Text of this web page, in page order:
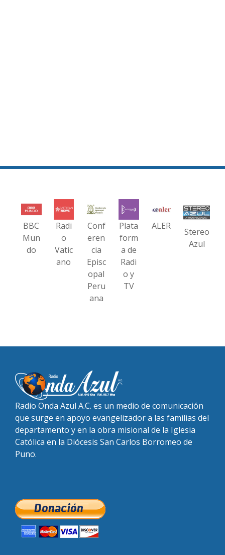
BBC
Mun
do
Radi
o
Vatic
ano
Conf
eren
cia
Episc
opal
Peru
ana
Plata
form
a de
Radi
o y
TV
ALER
Stereo
Azul
Radio Onda Azul A.C. es un medio de comunicación
que surge en apoyo evangelizador a las familias del
departamento y en la obra misional de la Iglesia
Católica en la Diócesis San Carlos Borromeo de
Puno.